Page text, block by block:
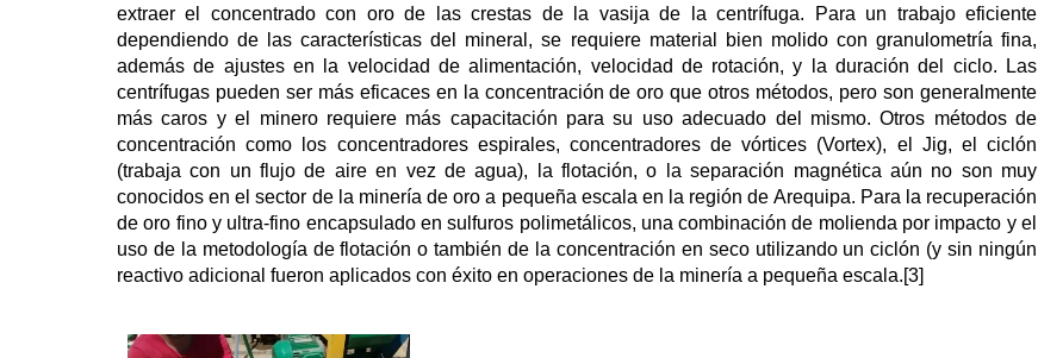
extraer el concentrado con oro de las crestas de la vasija de la centrífuga. Para un trabajo eficiente
dependiendo de las características del mineral, se requiere material bien molido con granulometría fina,
además de ajustes en la velocidad de alimentación, velocidad de rotación, y la duración del ciclo. Las
centrífugas pueden ser más eficaces en la concentración de oro que otros métodos, pero son generalmente
más caros y el minero requiere más capacitación para su uso adecuado del mismo. Otros métodos de
concentración como los concentradores espirales, concentradores de vórtices (Vortex), el Jig, el ciclón
(trabaja con un flujo de aire en vez de agua), la flotación, o la separación magnética aún no son muy
conocidos en el sector de la minería de oro a pequeña escala en la región de Arequipa. Para la recuperación
de oro fino y ultra-fino encapsulado en sulfuros polimetálicos, una combinación de molienda por impacto y el
uso de la metodología de flotación o también de la concentración en seco utilizando un ciclón (y sin ningún
reactivo adicional fueron aplicados con éxito en operaciones de la minería a pequeña escala.[3]